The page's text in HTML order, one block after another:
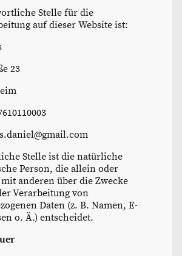
Stelle für die
auf dieser Website ist:
23
Stelle ist die natürliche
Person, die allein oder
anderen über die Zwecke
Verarbeitung von
Daten (z. B. Namen, E-
o. Ä.) entscheidet.